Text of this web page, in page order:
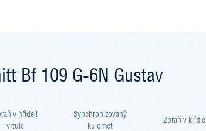
Bf 109 G-6N Gustav
v hřídeli
vrtule
Synchronizovaný
kulomet
Zbraň v křídle